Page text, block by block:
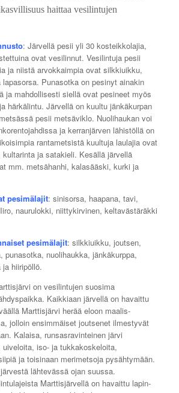
haittaa vesilintujen
: Järvellä pesii yli 30 kosteikkolajia,
ovat vesilinnut. Vesilintuja pesii
ja niistä arvokkaimpia ovat silkkiuikku,
Punasotka on pesinyt ainakin
ja mahdollisesti siellä ovat pesineet myös
härkälintu. Järvellä on kuultu jänkäkurpan
pesii metsäviklo. Nuolihaukan voi
ja kerranjärven lähistöllä on
rantametsistä kuultuja laulajia ovat
ja satakieli. Kesällä järvellä
mm. metsähanhi, kalasääski, kurki ja
pesimälajit: sinisorsa, haapana, tavi,
naurulokki, niittykirvinen, keltavästäräkki
pesimälajit: silkkiuikku, joutsen,
punasotka, nuolihaukka, jänkäkurppa,
hiiripöllö.
on vesilintujen suosima
Kaikkiaan järvellä on havaittu
Marttisjärvi herää eloon maalis-
jolloin ensimmäiset joutsenet ilmestyvät
Kalaisa, runsasravinteinen järvi
iso- ja tukkakoskeloita,
ja toisinaan merimetsoja pysähtymään.
lähtevässä ojan suussa.
Marttisjärvellä on havaittu lapin-